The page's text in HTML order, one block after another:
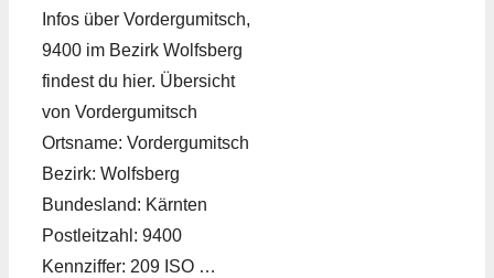
Infos über Vordergumitsch,
9400 im Bezirk Wolfsberg
findest du hier. Übersicht
von Vordergumitsch
Ortsname: Vordergumitsch
Bezirk: Wolfsberg
Bundesland: Kärnten
Postleitzahl: 9400
Kennziffer: 209 ISO …